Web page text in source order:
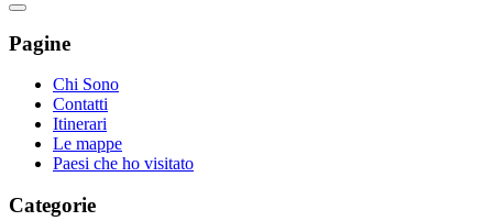
Pagine
Chi Sono
Contatti
Itinerari
Le mappe
Paesi che ho visitato
Categorie